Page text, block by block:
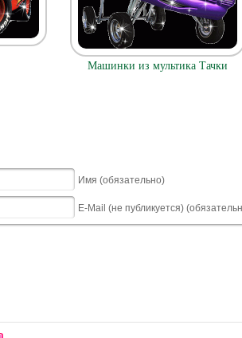
Машинки из мультика Тачки
Имя (обязательно)
E-Mail (не публикуется)